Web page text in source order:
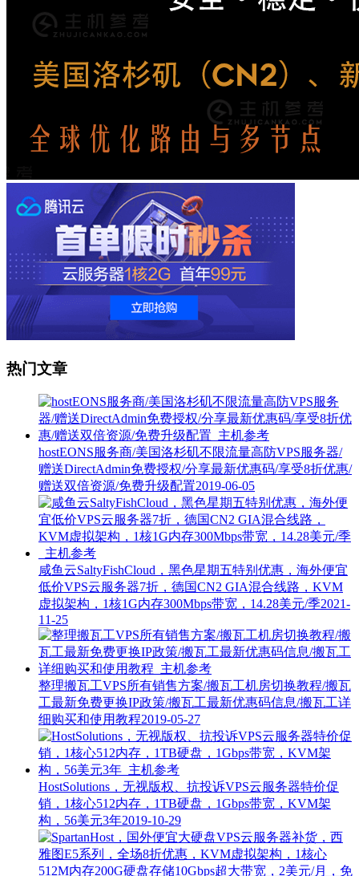
热门文章
hostEONS服务商/美国洛杉矶不限流量高防VPS服务器/
赠送DirectAdmin免费授权/分享最新优惠码/享受8折优惠/
赠送双倍资源/免费升级配置2019-06-05
咸鱼云SaltyFishCloud，黑色星期五特别优惠，海外便宜
低价VPS云服务器7折，德国CN2 GIA混合线路，KVM
虚拟架构，1核1G内存300Mbps带宽，14.28美元/季2021-
11-25
整理搬瓦工VPS所有销售方案/搬瓦工机房切换教程/搬瓦
工最新免费更换IP政策/搬瓦工最新优惠码信息/搬瓦工详
细购买和使用教程2019-05-27
HostSolutions，无视版权、抗投诉VPS云服务器特价促
销，1核心512内存，1TB硬盘，1Gbps带宽，KVM架
构，56美元3年2019-10-29